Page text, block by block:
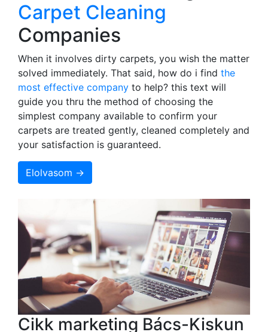
Carpet Cleaning
Companies
When it involves dirty carpets, you wish the matter
solved immediately. That said, how do i find the
most effective company to help? this text will
guide you thru the method of choosing the
simplest company available to confirm your
carpets are treated gently, cleaned completely and
your satisfaction is guaranteed.
Elolvasom →
Cikk marketing Bács-Kiskun